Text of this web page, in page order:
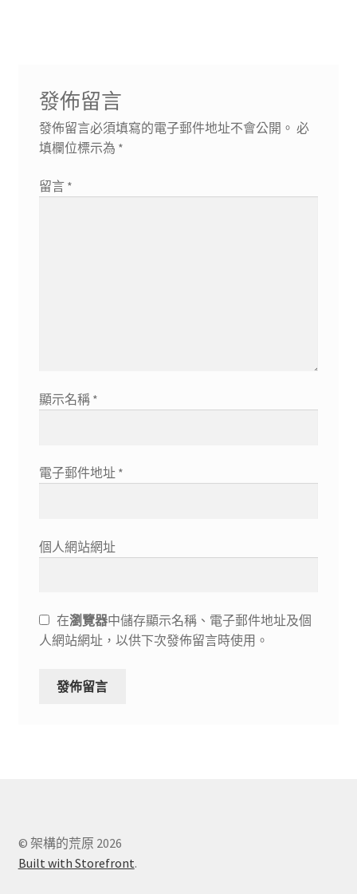
發佈留言
發佈留言必須填寫的電子郵件地址不會公開。 必
填欄位標示為 *
留言 *
顯示名稱 *
電子郵件地址 *
個人網站網址
在瀏覽器中儲存顯示名稱、電子郵件地址及個
人網站網址，以供下次發佈留言時使用。
© 架構的荒原 2026
Built with Storefront.